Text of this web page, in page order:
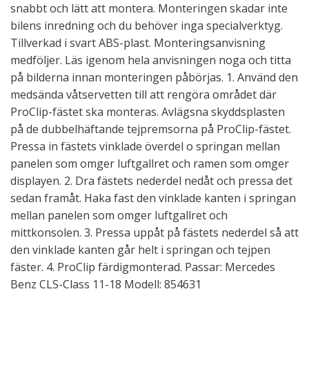
snabbt och lätt att montera. Monteringen skadar inte
bilens inredning och du behöver inga specialverktyg.
Tillverkad i svart ABS-plast. Monteringsanvisning
medföljer. Läs igenom hela anvisningen noga och titta
på bilderna innan monteringen påbörjas. 1. Använd den
medsända våtservetten till att rengöra området där
ProClip-fästet ska monteras. Avlägsna skyddsplasten
på de dubbelhäftande tejpremsorna på ProClip-fästet.
Pressa in fästets vinklade överdel o springan mellan
panelen som omger luftgallret och ramen som omger
displayen. 2. Dra fästets nederdel nedåt och pressa det
sedan framåt. Haka fast den vinklade kanten i springan
mellan panelen som omger luftgallret och
mittkonsolen. 3. Pressa uppåt på fästets nederdel så att
den vinklade kanten går helt i springan och tejpen
fäster. 4. ProClip färdigmonterad. Passar: Mercedes
Benz CLS-Class 11-18 Modell: 854631